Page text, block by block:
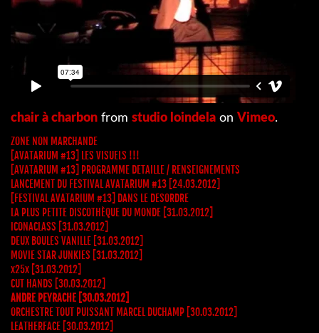
chair à charbon from studio loindela on Vimeo.
ZONE NON MARCHANDE
[AVATARIUM #13] LES VISUELS !!!
[AVATARIUM #13] PROGRAMME DETAILLE / RENSEIGNEMENTS
LANCEMENT DU FESTIVAL AVATARIUM #13 [24.03.2012]
[FESTIVAL AVATARIUM #13] DANS LE DESORDRE
LA PLUS PETITE DISCOTHÈQUE DU MONDE [31.03.2012]
ICONACLASS [31.03.2012]
DEUX BOULES VANILLE [31.03.2012]
MOVIE STAR JUNKIES [31.03.2012]
x25x [31.03.2012]
CUT HANDS [30.03.2012]
ANDRE PEYRACHE [30.03.2012]
ORCHESTRE TOUT PUISSANT MARCEL DUCHAMP [30.03.2012]
LEATHERFACE [30.03.2012]